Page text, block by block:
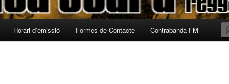
Horari d’emissió Formes de Contacte Contrabanda FM